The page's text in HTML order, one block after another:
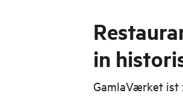
in
GamlaVærket ist